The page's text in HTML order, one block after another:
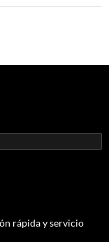
rápida y servicio